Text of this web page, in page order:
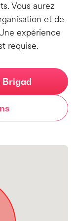
Vous aurez
et de
expérience
requise.
Brigad